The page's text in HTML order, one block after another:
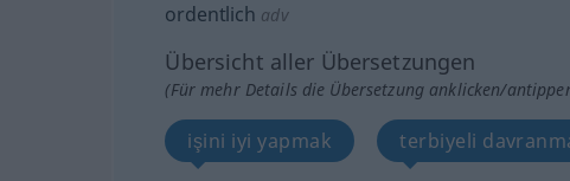
ordentlich adv
Übersicht aller Übersetzungen
(Für mehr Details die Übersetzung anklicken/
işini iyi yapmak terbiyeli